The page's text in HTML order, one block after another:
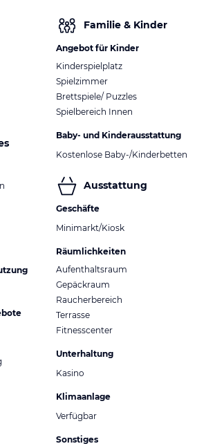
Familie & Kinder
Angebot für Kinder
Kinderspielplatz
Spielzimmer
Brettspiele/ Puzzles
Spielbereich Innen
Baby- und Kinderausstattung
Kostenlose Baby-/Kinderbetten
Ausstattung
Geschäfte
Minimarkt/Kiosk
Räumlichkeiten
Aufenthaltsraum
Gepäckraum
Raucherbereich
Terrasse
Fitnesscenter
Unterhaltung
Kasino
Klimaanlage
Verfügbar
Sonstiges